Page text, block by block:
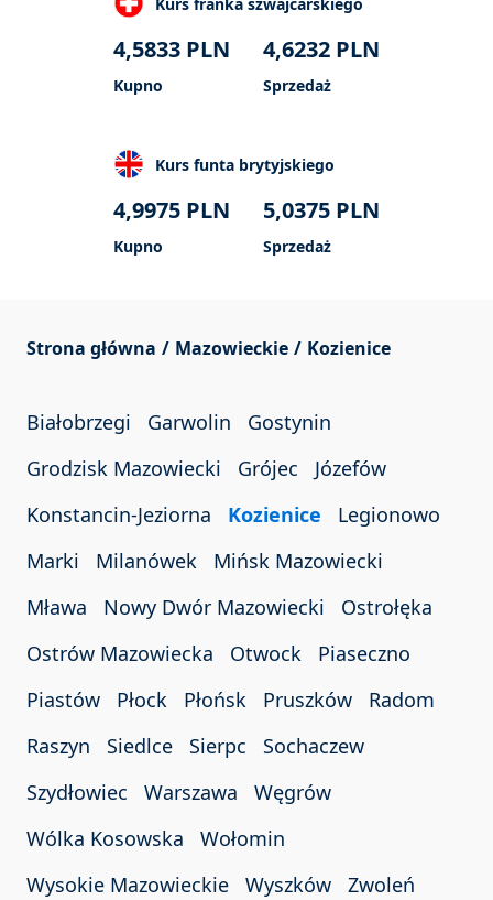
4,5833 PLN
Kupno
4,6232 PLN
Sprzedaż
Kurs funta brytyjskiego
4,9975 PLN
Kupno
5,0375 PLN
Sprzedaż
Strona główna Mazowieckie Kozienice
Białobrzegi Garwolin
Gostynin
Grodzisk Mazowiecki
Grójec
Józefów
Konstancin-Jeziorna
Kozienice
Legionowo
Marki
Milanówek
Mińsk Mazowiecki
Mława
Nowy Dwór Mazowiecki
Ostrołęka
Ostrów Mazowiecka
Otwock
Piaseczno
Piastów
Płock Płońsk Pruszków
Radom
Raszyn
Siedlce Sierpc
Sochaczew
Szydłowiec
Warszawa
Węgrów
Wólka Kosowska
Wołomin
Wysokie Mazowieckie
Wyszków
Zwoleń